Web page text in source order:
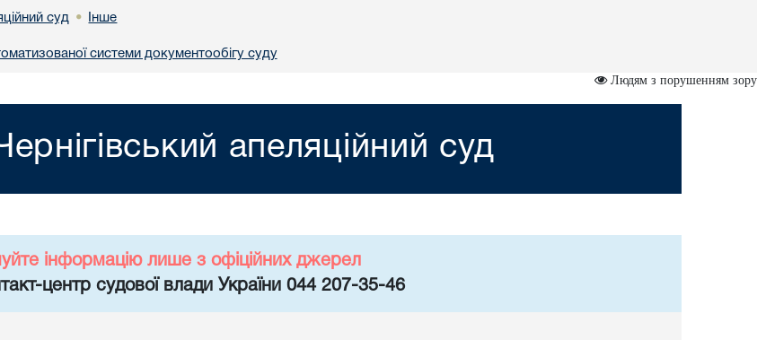
суд • Інше
системи документообігу суду
Людям з порушенням зору
апеляційний суд
інформацію лише з офіційних джерел
центр судової влади України 044 207-35-46